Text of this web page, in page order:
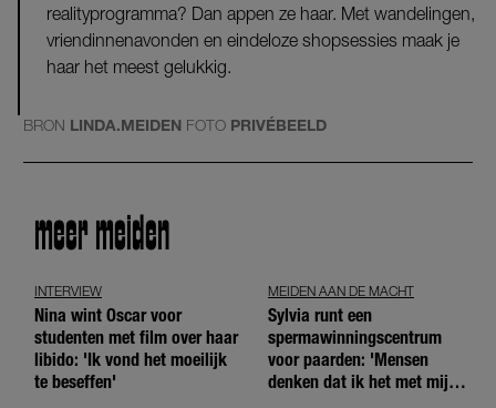
realityprogramma? Dan appen ze haar. Met wandelingen,
vriendinnenavonden en eindeloze shopsessies maak je
haar het meest gelukkig.
BRON LINDA.MEIDEN FOTO PRIVÉBEELD
meer meiden
INTERVIEW
Nina wint Oscar voor
studenten met film over haar
libido: 'Ik vond het moeilijk
te beseffen'
MEIDEN AAN DE MACHT
Sylvia runt een
spermawinningscentrum
voor paarden: 'Mensen
denken dat ik het met mijn